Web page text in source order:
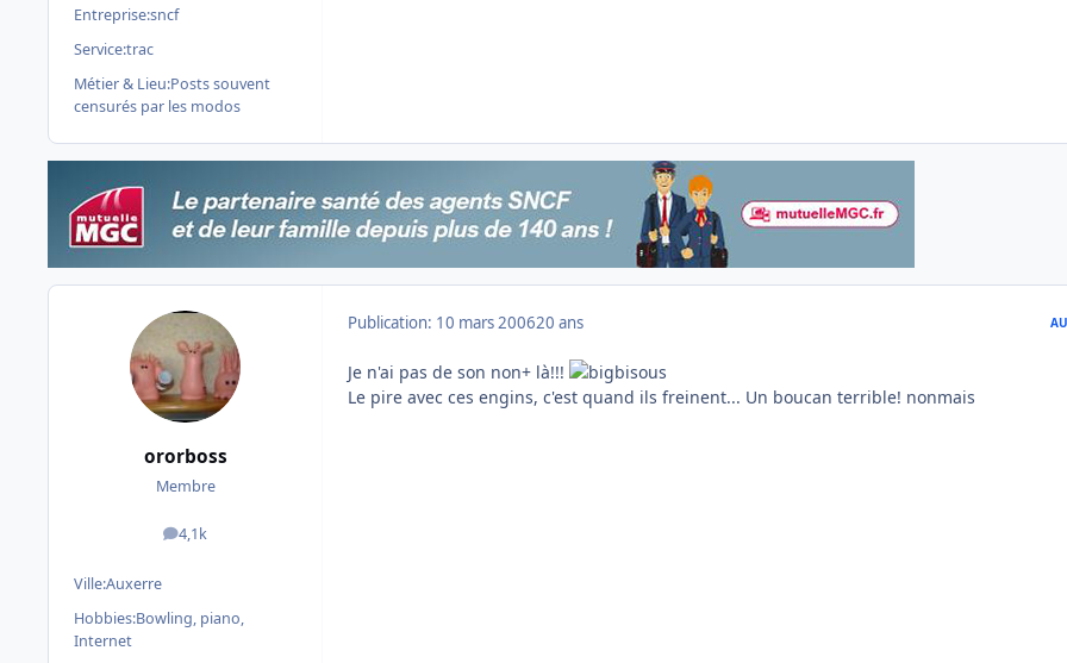
Entreprise:sncf
Service:trac
Métier & Lieu:Posts souvent
censurés par les modos
ororboss
Membre
4,1k
messages
Ville:Auxerre
Hobbies:Bowling, piano,
Internet
Publication: 10 mars 200620 ans
Je n'ai pas de son non+ là!!!
Le pire avec ces engins, c'est quand ils freinent... Un boucan terrible! nonmais